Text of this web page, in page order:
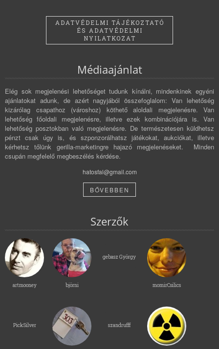
ADATVÉDELMI TÁJÉKOZTATÓ
ÉS ADATVÉDELMI
NYILATKOZAT
Médiaajánlat
Elég sok megjelenési lehetőséget tudunk kínálni, mindenkinek egyéni
ajánlatokat adunk, de azért nagyjából összefoglalom: Van lehetőség
kizárólag csapathoz (városhoz) köthető aloldali megjelenésre. Van
lehetőség főoldali megjelenésre, illetve ezek kombinációjára is. Van
lehetőség posztokban való megjelenésre. De természetesen küldhetsz
pénzt csak úgy is, és szponzorálhatsz játékokat, aukciókat, illetve
kérhetsz tőlünk gerilla-marketingre hajazó megjelenéseket. Minden
csupán megfelelő megbeszélés kérdése.
hatosfal@gmail.com
BŐVEBBEN
Szerzők
artmooney björni
gebasz György
momirCsilics
PickSilver szandrufff